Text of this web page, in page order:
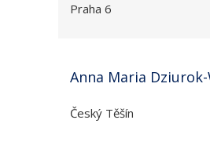
Praha 6
Anna Maria
Český Těšín